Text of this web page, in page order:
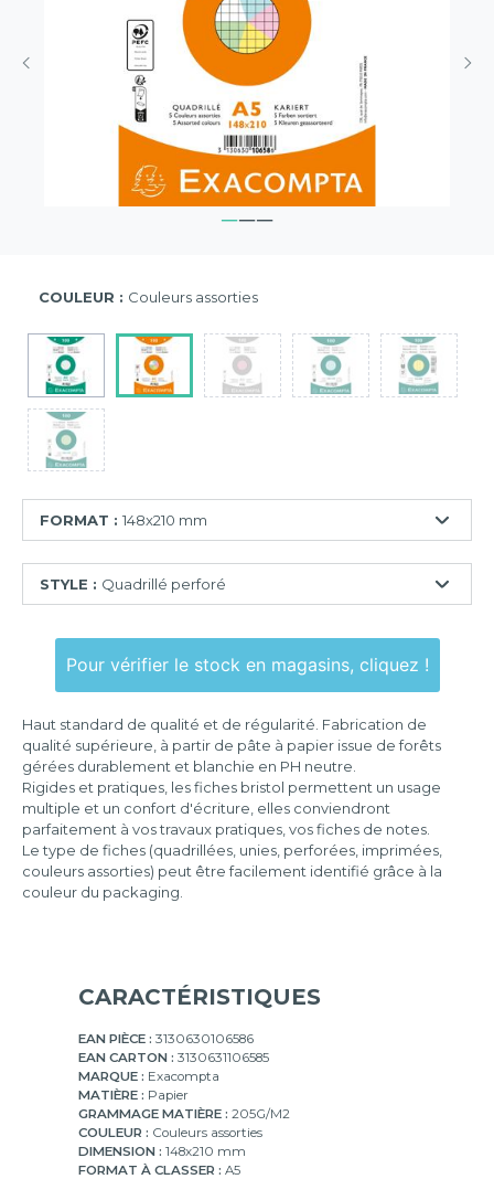
COULEUR : Couleurs assorties
FORMAT : 148x210 mm
mm
100x150
mm
105x148
mm
125x200
mm
STYLE : Quadrillé perforé
Quadrillé
perforé
Uni
Pour vérifier le stock en magasins, cliquez !
Haut standard de qualité et de régularité. Fabrication de
qualité supérieure, à partir de pâte à papier issue de forêts
gérées durablement et blanchie en PH neutre.
Rigides et pratiques, les fiches bristol permettent un usage
multiple et un confort d'écriture, elles conviendront
parfaitement à vos travaux pratiques, vos fiches de notes.
Le type de fiches (quadrillées, unies, perforées, imprimées,
couleurs assorties) peut être facilement identifié grâce à la
couleur du packaging.
CARACTÉRISTIQUES
EAN PIÈCE : 3130630106586
EAN CARTON : 3130631106585
MARQUE : Exacompta
MATIÈRE : Papier
GRAMMAGE MATIÈRE : 205G/M2
COULEUR : Couleurs assorties
DIMENSION : 148x210 mm
FORMAT À CLASSER : A5